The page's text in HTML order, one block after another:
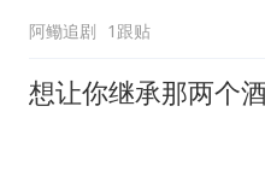
阿鳓追剧 1跟贴
想让你继承那两个